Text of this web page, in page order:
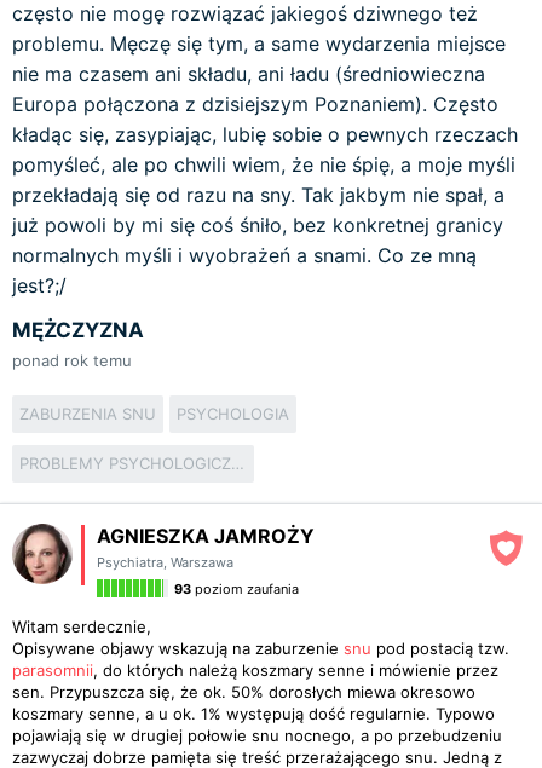
często nie mogę rozwiązać jakiegoś dziwnego też
problemu. Męczę się tym, a same wydarzenia miejsce
nie ma czasem ani składu, ani ładu (średniowieczna
Europa połączona z dzisiejszym Poznaniem). Często
kładąc się, zasypiając, lubię sobie o pewnych rzeczach
pomyśleć, ale po chwili wiem, że nie śpię, a moje myśli
przekładają się od razu na sny. Tak jakbym nie spał, a
już powoli by mi się coś śniło, bez konkretnej granicy
normalnych myśli i wyobrażeń a snami. Co ze mną
jest?;/
MĘŻCZYZNA
ponad rok temu
ZABURZENIA SNU PSYCHOLOGIA
PROBLEMY PSYCHOLOGICZNE
AGNIESZKA JAMROŻY
Psychiatra, Warszawa
93 poziom zaufania
Witam serdecznie,
Opisywane objawy wskazują na zaburzenie snu pod postacią tzw.
parasomnii, do których należą koszmary senne i mówienie przez
sen. Przypuszcza się, że ok. 50% dorosłych miewa okresowo
koszmary senne, a u ok. 1% występują dość regularnie. Typowo
pojawiają się w drugiej połowie snu nocnego, a po przebudzeniu
zazwyczaj dobrze pamięta się treść przerażającego snu. Jedną z